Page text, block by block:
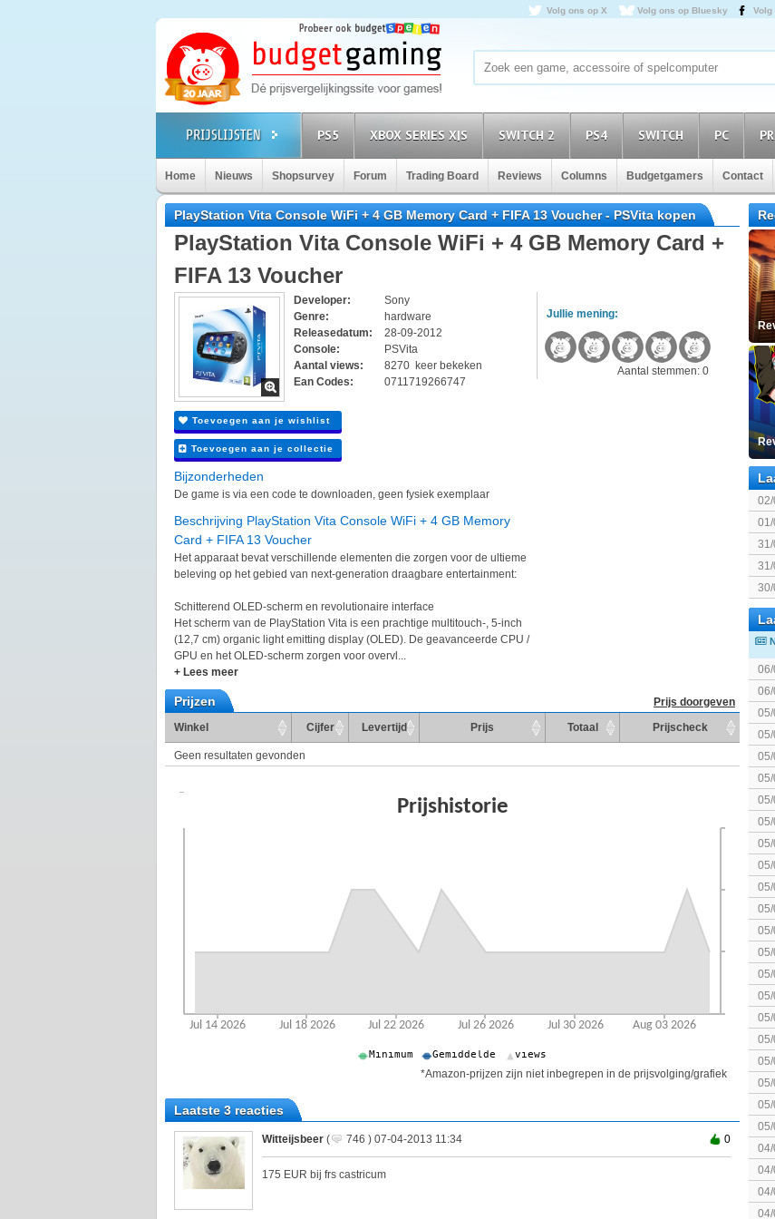
Volg ons op X Volg ons op Bluesky Volg
PS5 XBOX SERIES X|S SWITCH 2 PS4 SWITCH PC
Home Nieuws Shopsurvey Forum Trading Board Reviews Columns Budgetgamers Contact
PlayStation Vita Console WiFi + 4 GB Memory Card + FIFA 13 Voucher - PSVita kopen
PlayStation Vita Console WiFi + 4 GB Memory Card +
FIFA 13 Voucher
Developer:
Sony
Genre:
hardware
Releasedatum:
28-09-2012
Console:
PSVita
Aantal views:
8270 keer bekeken
Ean Codes:
0711719266747
Toevoegen aan je wishlist
Toevoegen aan je collectie
Bijzonderheden
De game is via een code te downloaden, geen fysiek exemplaar
Beschrijving PlayStation Vita Console WiFi + 4 GB Memory
Card + FIFA 13 Voucher
Het apparaat bevat verschillende elementen die zorgen voor de ultieme
beleving op het gebied van next-generation draagbare entertainment:
Schitterend OLED-scherm en revolutionaire interface
Het scherm van de PlayStation Vita is een prachtige multitouch-, 5-inch
(12,7 cm) organic light emitting display (OLED). De geavanceerde CPU /
GPU en het OLED-scherm zorgen voor overvl...
+ Lees meer
Jullie mening:
Aantal stemmen: 0
Prijzen
Prijs doorgeven
Winkel
Cijfer Levertijd Prijs Totaal Prijscheck
Geen resultaten gevonden
*Amazon-prijzen zijn niet inbegrepen in de prijsvolging/grafiek
Laatste 3 reacties
Witteijsbeer ( 746 ) 07-04-2013 11:34 0
175 EUR bij frs castricum
02/
01/
31/
31/
30/
06/
05/
04/